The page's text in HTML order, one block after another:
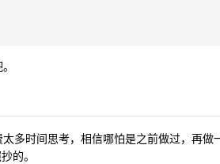
多时间思考，相信哪怕是之前做过，再做
的。